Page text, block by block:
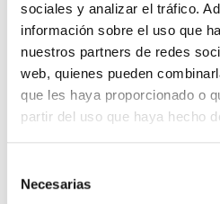
sociales y analizar el tráfico.
información sobre el uso que
nuestros partners de redes
web, quienes pueden
que les haya proporcionado o
partir del uso que haya hecho
Necesarias
Javier Sancho Piqueras 0
Apple lanzó silenciosamente
aplicaciones iWork, iMovie y
haciéndolas gratuitas para
plataformas. Muchos clientes ya
Leer más